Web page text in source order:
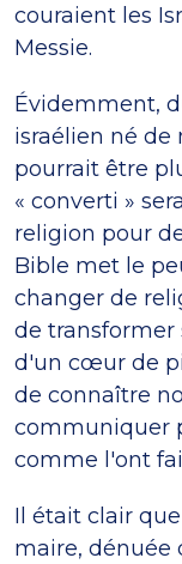
couraient les
Messie.
Évidemment,
israélien né de
pourrait être
« converti »
religion pour
Bible met le
changer de
de
d'un cœur de
de connaître
communiquer
comme l'ont
Il était clair
maire, dénuée